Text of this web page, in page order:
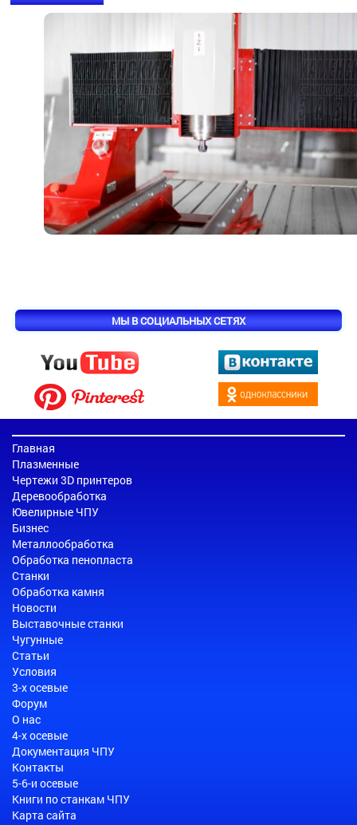
МЫ В СОЦИАЛЬНЫХ СЕТЯХ
Главная
Плазменные
Чертежи 3D принтеров
Деревообработка
Ювелирные ЧПУ
Бизнес
Металлообработка
Обработка пенопласта
Станки
Обработка камня
Новости
Выставочные станки
Чугунные
Статьи
Условия
3-х осевые
Форум
О нас
4-х осевые
Документация ЧПУ
Контакты
5-6-и осевые
Книги по станкам ЧПУ
Карта сайта